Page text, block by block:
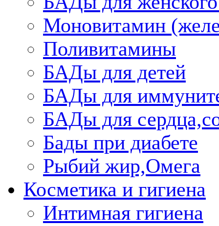
Моновитамин
Поливитамины
БАДы для детей
БАДы для
БАДы для
Бады при диабете
Рыбий жир,Омега
Косметика и гигиена
Интимная гигиена